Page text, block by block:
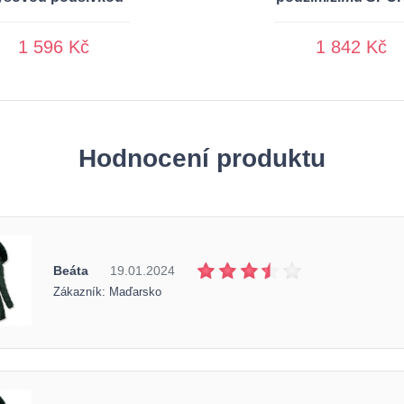
1 596 Kč 1 842 Kč
Hodnocení produktu
Beáta 19.01.2024
Zákazník: Maďarsko